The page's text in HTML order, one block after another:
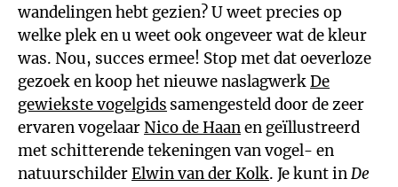
wandelingen hebt gezien? U weet precies op
welke plek en u weet ook ongeveer wat de kleur
was. Nou, succes ermee! Stop met dat oeverloze
gezoek en koop het nieuwe naslagwerkDe
gewiekste vogelgids samengesteld door de zeer
ervaren vogelaarNico de Haanen geïllustreerd
met schitterende tekeningen van vogel- en
natuurschilderElwin van der Kolk. Je kunt inDe